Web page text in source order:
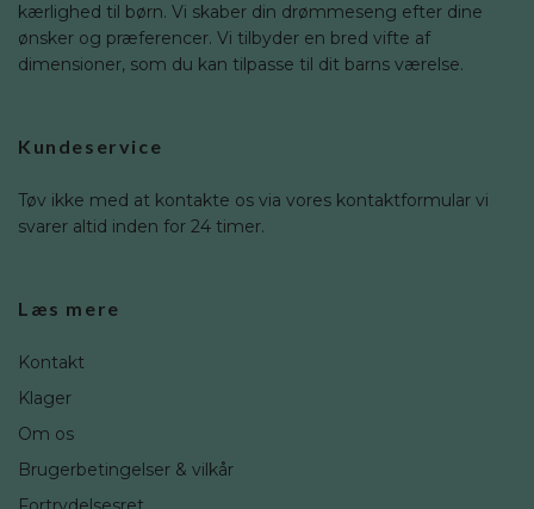
kærlighed til børn. Vi skaber din drømmeseng efter dine
ønsker og præferencer. Vi tilbyder en bred vifte af
dimensioner, som du kan tilpasse til dit barns værelse.
Kundeservice
Tøv ikke med at kontakte os via vores kontaktformular vi
svarer altid inden for 24 timer.
Læs mere
Kontakt
Klager
Om os
Brugerbetingelser & vilkår